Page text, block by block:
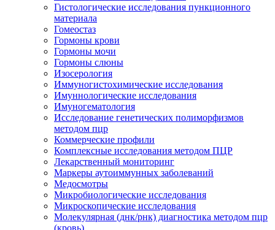
Гистологические исследования пункционного
материала
Гомеостаз
Гормоны крови
Гормоны мочи
Гормоны слюны
Изосерология
Иммуногистохимические исследования
Имуннологические исследования
Имуногематология
Исследование генетических полиморфизмов
методом пцр
Коммерческие профили
Комплексные исследования методом ПЦР
Лекарственный мониторинг
Маркеры аутоиммунных заболеваний
Медосмотры
Микробиологические исследования
Микроскопические исследования
Молекулярная (днк/рнк) диагностика методом пцр
(кровь)